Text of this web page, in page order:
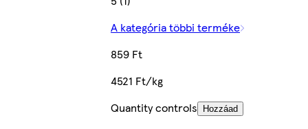
A kategória többi terméke
859 Ft
4521 Ft/kg
Quantity controls
Hozzáad